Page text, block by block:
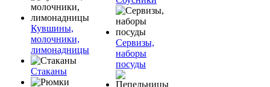
Кувшины,
молочники,
лимонадницы
Стаканы
Сервизы,
наборы
посуды